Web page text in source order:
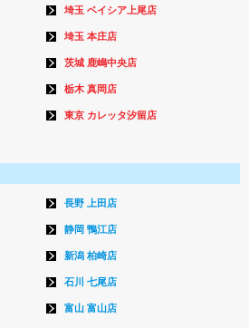
埼玉 ベイシア上尾店
埼玉 本庄店
茨城 鹿嶋中央店
栃木 真岡店
東京 カレッタ汐留店
長野 上田店
静岡 鴨江店
新潟 柏崎店
石川 七尾店
富山 富山店